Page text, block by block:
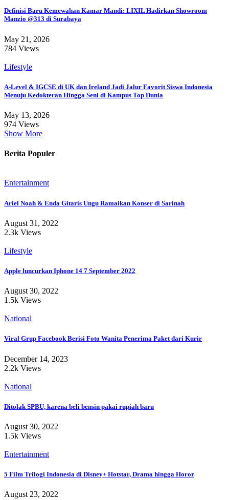
Definisi Baru Kemewahan Kamar Mandi: LIXIL Hadirkan Showroom
Manzio @313 di Surabaya
May 21, 2026
784 Views
Lifestyle
A-Level & IGCSE di UK dan Ireland Jadi Jalur Favorit Siswa Indonesia
Menuju Kedokteran Hingga Seni di Kampus Top Dunia
May 13, 2026
974 Views
Show More
Berita Populer
Entertainment
Ariel Noah & Enda Gitaris Ungu Ramaikan Konser di Sarinah
August 31, 2022
2.3k Views
Lifestyle
Apple luncurkan Iphone 14 7 September 2022
August 30, 2022
1.5k Views
National
Viral Grup Facebook Berisi Foto Wanita Penerima Paket dari Kurir
December 14, 2023
2.2k Views
National
Ditolak SPBU, karena beli bensin pakai rupiah baru
August 30, 2022
1.5k Views
Entertainment
5 Film Trilogi Indonesia di Disney+ Hotstar, Drama hingga Horor
August 23, 2022